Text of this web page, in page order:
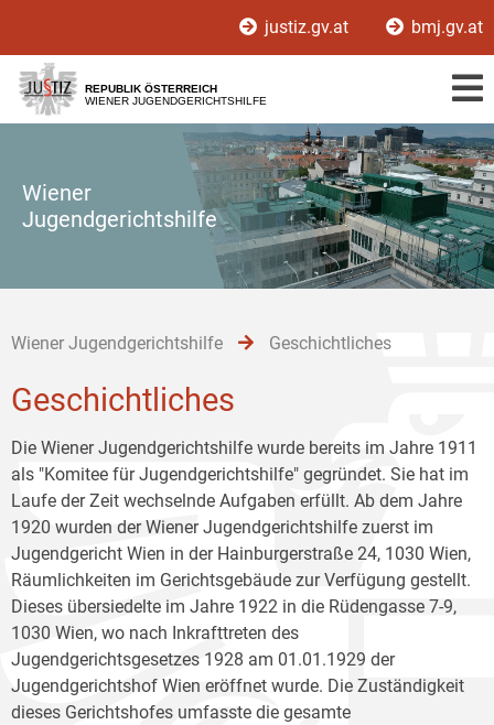
[1]
[2]
[3]
justiz.gv.at bmj.gv.at
REPUBLIK ÖSTERREICH
WIENER JUGENDGERICHTSHILFE
Wiener
Jugendgerichtshilfe
Wiener Jugendgerichtshilfe Geschichtliches
Geschichtliches
Die Wiener Jugendgerichtshilfe wurde bereits im Jahre 1911
als "Komitee für Jugendgerichtshilfe" gegründet. Sie hat im
Laufe der Zeit wechselnde Aufgaben erfüllt. Ab dem Jahre
1920 wurden der Wiener Jugendgerichtshilfe zuerst im
Jugendgericht Wien in der Hainburgerstraße 24, 1030 Wien,
Räumlichkeiten im Gerichtsgebäude zur Verfügung gestellt.
Dieses übersiedelte im Jahre 1922 in die Rüdengasse 7-9,
1030 Wien, wo nach Inkrafttreten des
Jugendgerichtsgesetzes 1928 am 01.01.1929 der
Jugendgerichtshof Wien eröffnet wurde. Die Zuständigkeit
dieses Gerichtshofes umfasste die gesamte